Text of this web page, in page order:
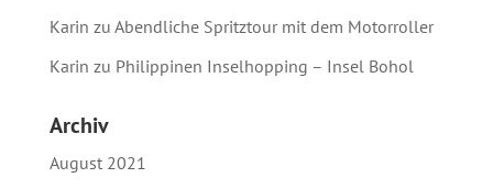
Karin zu Abendliche Spritztour mit dem Motorroller
Karin zu Philippinen Inselhopping – Insel Bohol
Archiv
August 2021